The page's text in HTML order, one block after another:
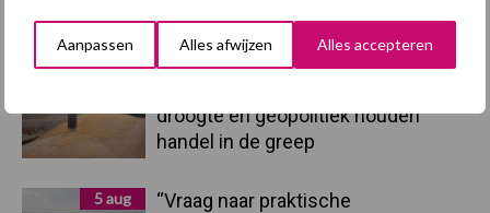
Aanpassen Alles afwijzen Alles accepteren
droogte en geopolitiek houden
handel in de greep
5 aug
“Vraag naar praktische